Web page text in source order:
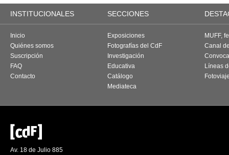
INSTITUCIONALES SECCIONES
Inicio
Quiénes somos
Suscripción
FAQ
Contacto
Exposiciones
Fotografías del CdF
Investigación
Educativa
Catálogo
Mediateca
MUFF,
Canal
Líneas
Av. 18 de Julio 885